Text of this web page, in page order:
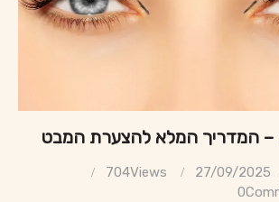
– המדריך המלא להצערת המבט
27/09/2025
704Views
0